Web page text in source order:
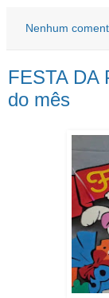
Nenhum
FESTA DA
do mês